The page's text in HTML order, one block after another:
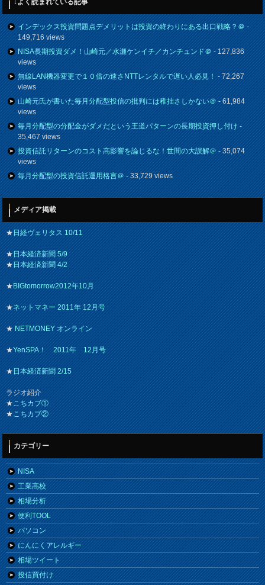
↓よく読まれている記事
インデックス投資問題点デメリットは投資の終わりにある出口戦略？＠-
149,716 views
NISA長期投資ダメ！山崎元／水瀬ケンイチ／カンチュンド＠- 127,836
views
無線LAN機器変更で１０倍の速さNTTレンタルで遅い人必見！- 72,267
views
山崎元氏が書いた毎月分配型投信の批判には稚拙さしかない＠- 61,984
views
毎月分配型の分配金がダメだという王道パターンの長期投資押し付け-
35,467 views
投資信託リターンのコスト高影響を論じるな！世間の大誤解＠- 35,074
views
毎月分配型の投資信託運用格言＠- 33,729 views
メディア掲載
★日経ヴェリタス 10/11
★日本経済新聞 5/9
★日本経済新聞 4/2
★BIGtomorrow2012年10月
★ネットマネー 2011年 12月号
★NETMONEY オンライン
★YenSPA！ 2011年 12月号
★日本経済新聞 2/15
ラジオ紹介
★こちカブ①
★こちカブ②
カテゴリー
NISA
工業高校
相場分析
便利TOOL
パソコン
にんにくアレルギー
相場ツイート
投信買付け